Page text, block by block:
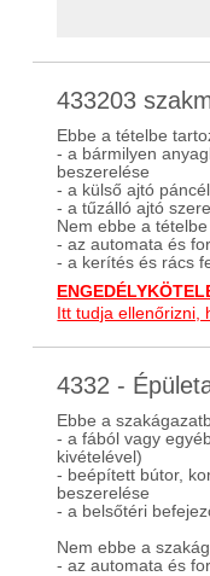
433203
Ebbe a tételbe
- a bármilyen
beszerelése
- a külső ajtó
- a tűzálló ajtó
Nem ebbe a
- az automata és
- a kerítés és rács
Itt tudja
4332 -
Ebbe a
- a fából vagy
kivételével)
- beépített bútor,
beszerelése
- a belsőtéri
Nem ebbe a
- az automata és